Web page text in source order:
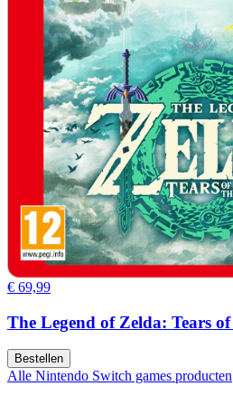
€ 69,99
The Legend of Zelda: Tears
Bestellen
Alle Nintendo Switch games producten